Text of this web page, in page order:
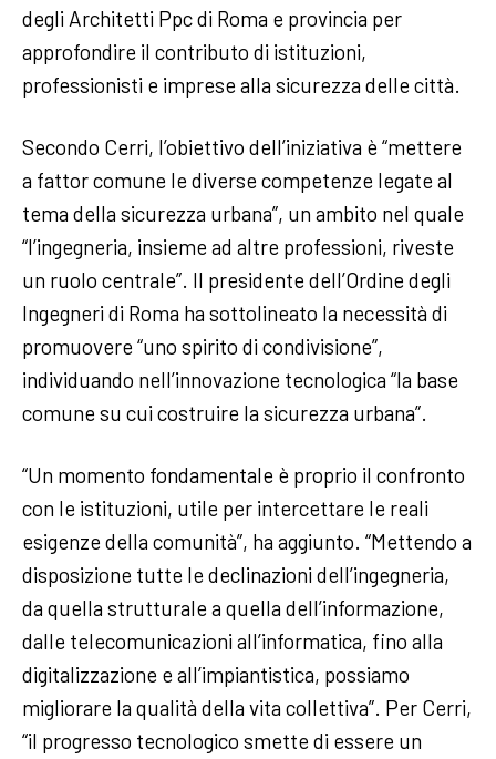
degli Architetti Ppc di Roma e provincia per
approfondire il contributo di istituzioni,
professionisti e imprese alla sicurezza delle città.
Secondo Cerri, l’obiettivo dell’iniziativa è “mettere
a fattor comune le diverse competenze legate al
tema della sicurezza urbana”, un ambito nel quale
“l’ingegneria, insieme ad altre professioni, riveste
un ruolo centrale”. Il presidente dell’Ordine degli
Ingegneri di Roma ha sottolineato la necessità di
promuovere “uno spirito di condivisione”,
individuando nell’innovazione tecnologica “la base
comune su cui costruire la sicurezza urbana”.
“Un momento fondamentale è proprio il confronto
con le istituzioni, utile per intercettare le reali
esigenze della comunità”, ha aggiunto. “Mettendo a
disposizione tutte le declinazioni dell’ingegneria,
da quella strutturale a quella dell’informazione,
dalle telecomunicazioni all’informatica, fino alla
digitalizzazione e all’impiantistica, possiamo
migliorare la qualità della vita collettiva”. Per Cerri,
“il progresso tecnologico smette di essere un